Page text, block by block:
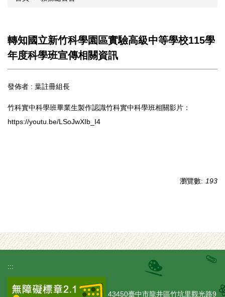
轉知國立新竹科學園區實驗高級中等學校115學
年度科學班宣傳相關資訊
發佈者 : 葉註冊組長
竹科實中科學班畢業生製作認識竹科實中科學班相關影片：
https://youtu.be/LSoJwXIb_I4
瀏覽數: 193
:::
43450臺中市龍井區竹坑里觀光路9